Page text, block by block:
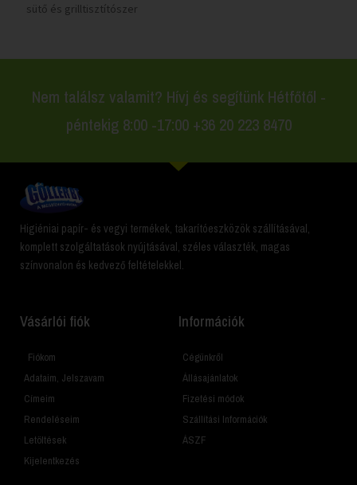
sütő és grilltisztítószer
Nem találsz valamit? Hívj és segítünk Hétfőtől -
péntekig 8:00 -17:00 +36 20 223 8470
Higiéniai papír- és vegyi termékek, takarítóeszközök szállításával,
komplett szolgáltatások nyújtásával, széles választék, magas
színvonalon és kedvező feltételekkel.
Vásárlói fiók
Fiókom
Adataim, Jelszavam
Címeim
Rendeléseim
Letöltések
Kijelentkezés
Információk
Cégünkről
Állásajánlatok
Fizetési módok
Szállítási Információk
ÁSZF